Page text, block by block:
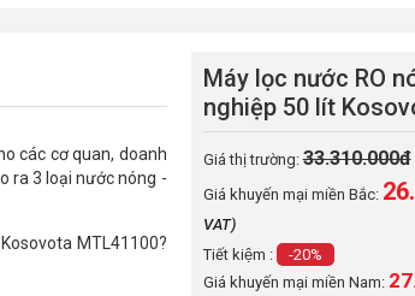
các cơ quan, doanh
ra 3 loại nước nóng -
MTL41100?
Máy lọc nước RO
nghiệp 50 lít
Giá thị trường:33.310.000đ
Giá khuyến mại miền Bắc:
VAT)
Tiết kiệm :
-20%
Giá khuyến mại miền Nam: